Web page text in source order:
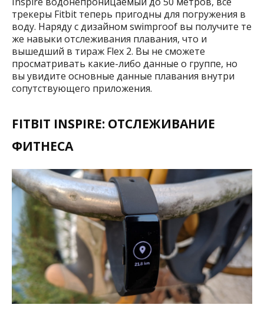
трекеры Fitbit теперь пригодны для погружения в
воду. Наряду с дизайном swimproof вы получите те
же навыки отслеживания плавания, что и
вышедший в тираж Flex 2. Вы не сможете
просматривать какие-либо данные о группе, но
вы увидите основные данные плавания внутри
сопутствующего приложения.
FITBIT INSPIRE: ОТСЛЕЖИВАНИЕ
ФИТНЕСА